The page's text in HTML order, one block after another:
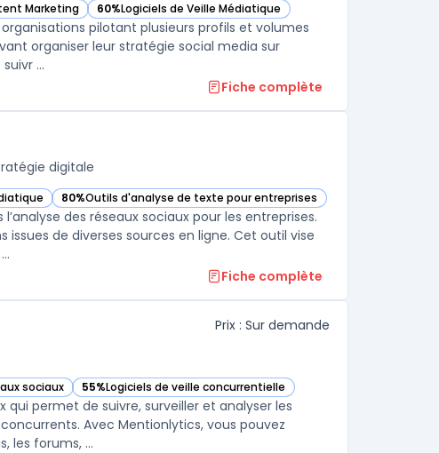
Marketing
cette catégorie60%Logiciels de Veille Médiatique
— voir Sprout Social dans cette catégorie
pilotant plusieurs profils et volumes
organiser leur stratégie social media sur
...
Fiche complète
digitale
catégorie
80%Outils d'analyse de texte pour entreprises
— voir Brandwatch dans cette catégorie
des réseaux sociaux pour les entreprises.
issues de diverses sources en ligne. Cet outil vise
Fiche complète
Prix : Sur demande
sociaux 55%Logiciels de veille concurrentielle
— voir Mentionlytics dans cette catégorie
permet de suivre, surveiller et analyser les
Avec Mentionlytics, vous pouvez
surveiller tous les canaux de médias sociaux, y compris les blogs, les forums, ...